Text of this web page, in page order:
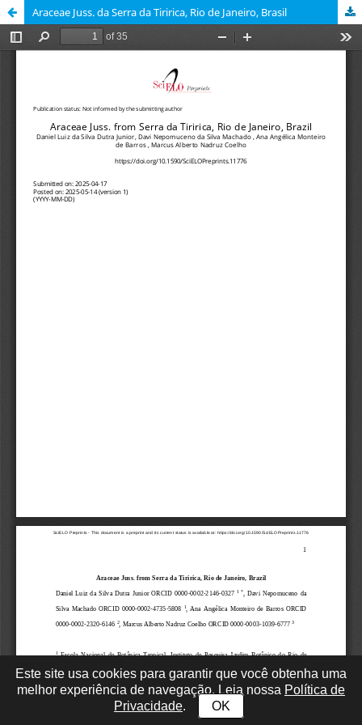
Araceae Juss. da Serra da Tiririca, Rio de Janeiro, Brasil
Este site usa cookies para garantir que você obtenha uma
melhor experiência de navegação. Leia nossa Política de
Privacidade. OK